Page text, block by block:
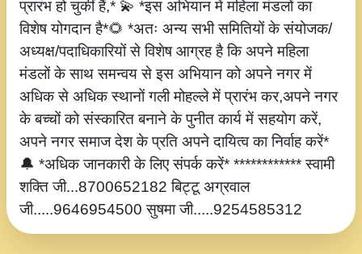
प्रारंभ हो चुकीं हैं,* 💫 *इस अभियान में महिला मंडलों का
विशेष योगदान है*🌻 *अतः अन्य सभी समितियों के संयोजक/
अध्यक्ष/पदाधिकारियों से विशेष आग्रह है कि अपने महिला
मंडलों के साथ समन्वय से इस अभियान को अपने नगर में
अधिक से अधिक स्थानों गली मोहल्ले में प्रारंभ कर,अपने नगर
के बच्चों को संस्कारित बनाने के पुनीत कार्य में सहयोग करें,
अपने नगर समाज देश के प्रति अपने दायित्व का निर्वाह करें*
🔔 *अधिक जानकारी के लिए संपर्क करें* ************ स्वामी
शक्ति जी...8700652182 बिट्टू अग्रवाल
जी.....9646954500 सुषमा जी.....9254585312